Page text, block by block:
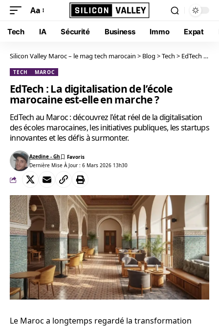
Aa
Tech IA Sécurité Business Immo Expat
Silicon Valley Maroc – le mag tech marocain > Blog >Tech > EdTech : La digitalisation de l’école marocaine est-elle en marche ?
TECH MAROC
EdTech : La digitalisation de l’école
marocaine est-elle en marche ?
EdTech au Maroc : découvrez l'état réel de la digitalisation
des écoles marocaines, les initiatives publiques, les startups
innovantes et les défis à surmonter.
Dernière Mise À Jour : 6 Mars 2026 13h30
Azedine - Gh
Le Maroc a longtemps regardé la transformation